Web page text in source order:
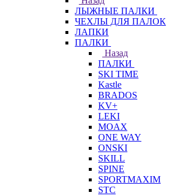
ЛЫЖНЫЕ ПАЛКИ
ЧЕХЛЫ ДЛЯ ПАЛОК
ЛАПКИ
ПАЛКИ
Назад
ПАЛКИ
SKI TIME
Kastle
BRADOS
KV+
LEKI
MOAX
ONE WAY
ONSKI
SKILL
SPINE
SPORTMAXIM
STC